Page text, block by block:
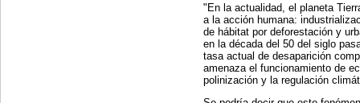
"En la actualidad, el planeta
a la acción humana:
de hábitat por deforestación y
en la década del 50 del siglo
tasa actual de desaparición
amenaza el funcionamiento de
polinización y la regulación